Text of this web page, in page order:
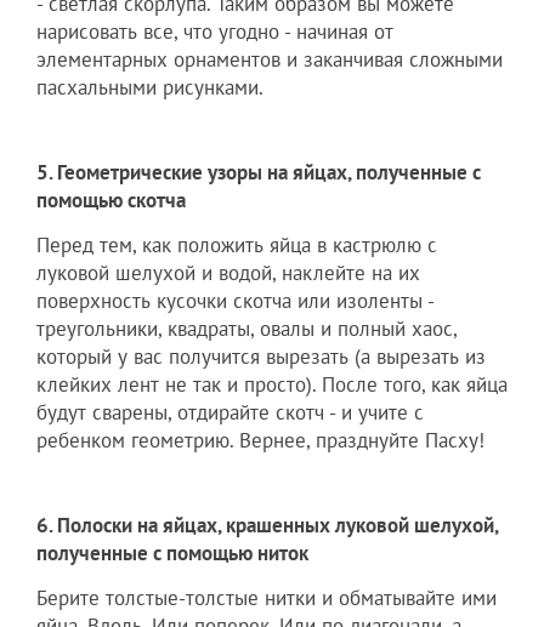
нарисовать все, что угодно - начиная от
элементарных орнаментов и заканчивая сложными
пасхальными рисунками.
5. Геометрические узоры на яйцах, полученные с
помощью скотча
Перед тем, как положить яйца в кастрюлю с
луковой шелухой и водой, наклейте на их
поверхность кусочки скотча или изоленты -
треугольники, квадраты, овалы и полный хаос,
который у вас получится вырезать (а вырезать из
клейких лент не так и просто). После того, как яйца
будут сварены, отдирайте скотч - и учите с
ребенком геометрию. Вернее, празднуйте Пасху!
6. Полоски на яйцах, крашенных луковой шелухой,
полученные с помощью ниток
Берите толстые-толстые нитки и обматывайте ими